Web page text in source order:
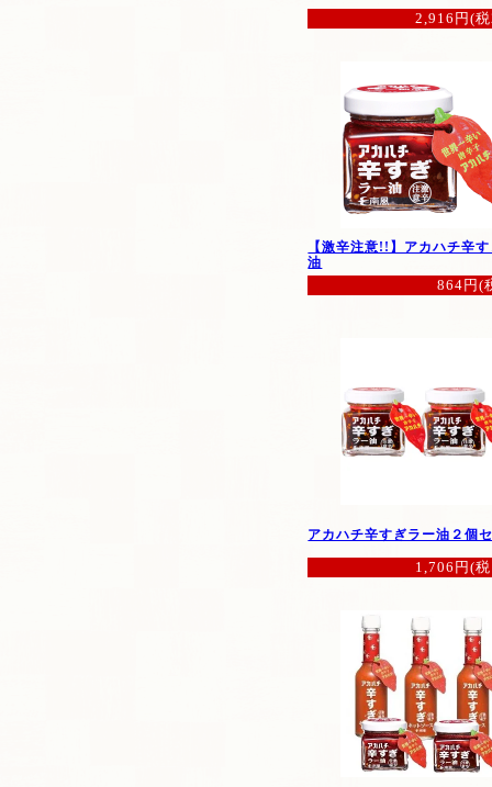
2,916円(
【激辛注意!!】アカハチ辛
油
864円(
アカハチ辛すぎラー油２個
1,706円(